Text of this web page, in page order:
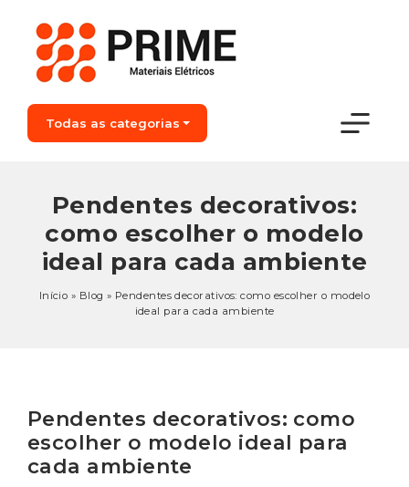
Todas as categorias
Pendentes decorativos:
como escolher o modelo
ideal para cada ambiente
Início » Blog » Pendentes decorativos: como escolher o modelo
ideal para cada ambiente
Pendentes decorativos: como
escolher o modelo ideal para
cada ambiente